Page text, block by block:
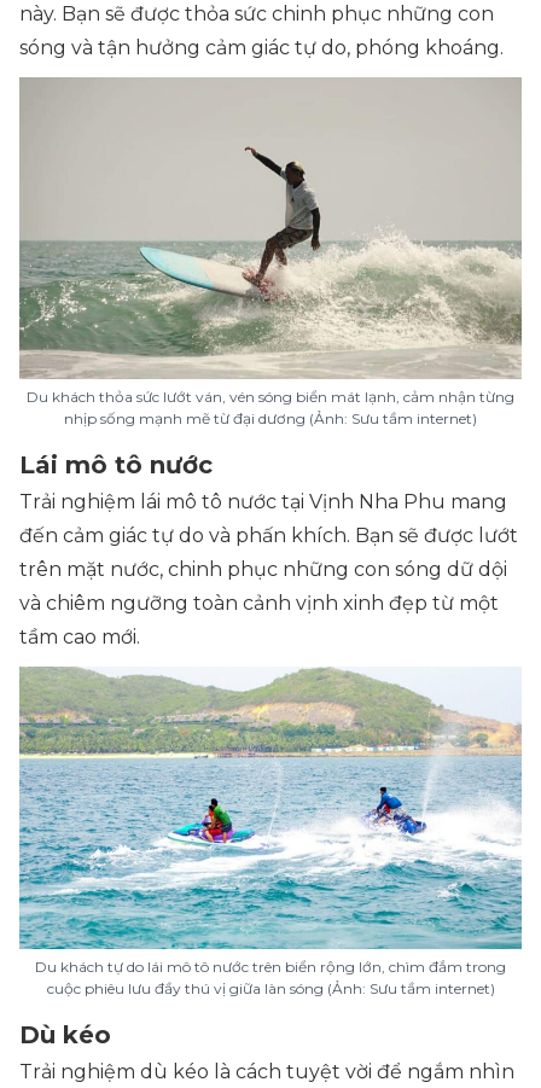
này. Bạn sẽ được thỏa sức chinh phục những con
sóng và tận hưởng cảm giác tự do, phóng khoáng.
Du khách thỏa sức lướt ván, vén sóng biển mát lạnh, cảm nhận từng
nhịp sống mạnh mẽ từ đại dương (Ảnh: Sưu tầm internet)
Lái mô tô nước
Trải nghiệm lái mô tô nước tại Vịnh Nha Phu mang
đến cảm giác tự do và phấn khích. Bạn sẽ được lướt
trên mặt nước, chinh phục những con sóng dữ dội
và chiêm ngưỡng toàn cảnh vịnh xinh đẹp từ một
tầm cao mới.
Du khách tự do lái mô tô nước trên biển rộng lớn, chìm đắm trong
cuộc phiêu lưu đầy thú vị giữa làn sóng (Ảnh: Sưu tầm internet)
Dù kéo
Trải nghiệm dù kéo là cách tuyệt vời để ngắm nhìn